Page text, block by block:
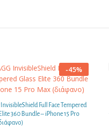
-45%
InvisibleShield Full Face Tempered
360 Bundle – iPhone 15 Pro